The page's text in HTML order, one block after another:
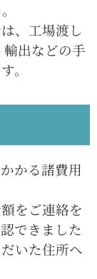
、工場渡し
出などの手
。
かる諸費用
をご連絡を
できました
いた住所へ